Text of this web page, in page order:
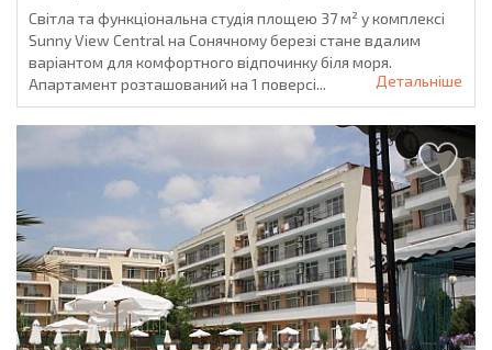
Світла та функціональна студія площею 37 м² у комплексі
Sunny View Central на Сонячному березі стане вдалим
варіантом для комфортного відпочинку біля моря.
Апартамент розташований на 1 поверсі...
Детальніше